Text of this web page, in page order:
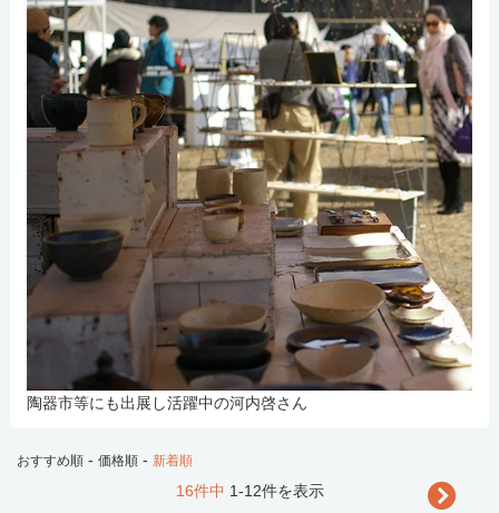
陶器市等にも出展し活躍中の河内啓さん
おすすめ順 - 価格順 - 新着順
16件中 1-12件を表示